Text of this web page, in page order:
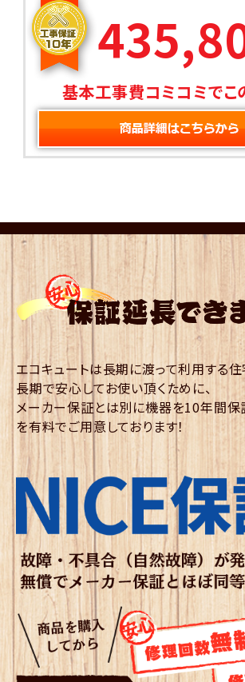
基本工事費コミコミでこ
エコキュートは長期に渡って利用する住
長期で安心してお使い頂くために、
メーカー保証とは別に機器を10年間保
を有料でご用意しております！